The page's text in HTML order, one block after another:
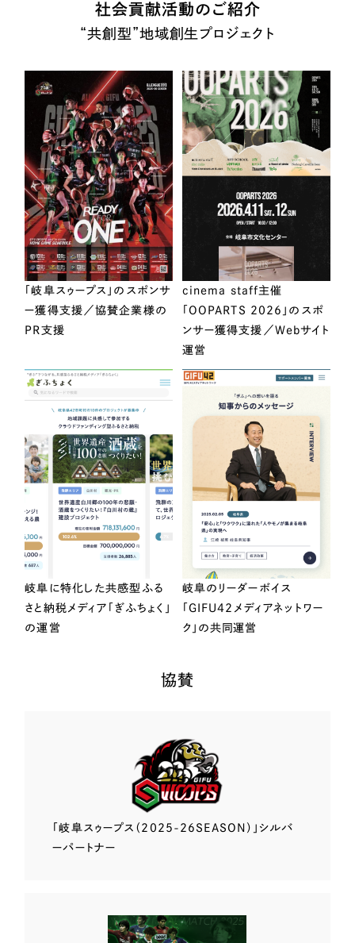
社会貢献活動のご紹介
“共創型”地域創生プロジェクト
「岐阜スゥープス」のスポンサ
ー獲得支援／協賛企業様の
PR支援
cinema staff主催
「OOPARTS 2026」のスポ
ンサー獲得支援／Webサイト
運営
岐阜に特化した共感型ふる
さと納税メディア「ぎふちょく」
の運営
岐阜のリーダーボイス
「GIFU42メディアネットワー
ク」の共同運営
協賛
「岐阜スゥープス （2025-26SEASON）」 シルバ
ーパートナー